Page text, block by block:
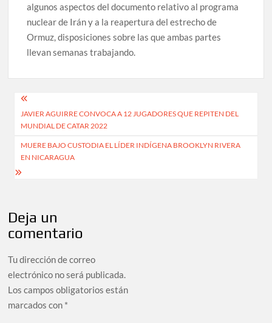
algunos aspectos del documento relativo al programa
nuclear de Irán y a la reapertura del estrecho de
Ormuz, disposiciones sobre las que ambas partes
llevan semanas trabajando.
Navegación
de
entradas
JAVIER AGUIRRE CONVOCA A 12 JUGADORES QUE REPITEN DEL
MUNDIAL DE CATAR 2022
MUERE BAJO CUSTODIA EL LÍDER INDÍGENA BROOKLYN RIVERA
EN NICARAGUA
Deja un
comentario
Tu dirección de correo
electrónico no será publicada.
Los campos obligatorios están
marcados con *